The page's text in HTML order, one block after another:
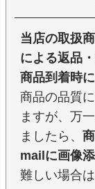
当店の取扱
による返品
商品到着時
商品の品質
ますが、万
ましたら、
mailに画像
難しい場合